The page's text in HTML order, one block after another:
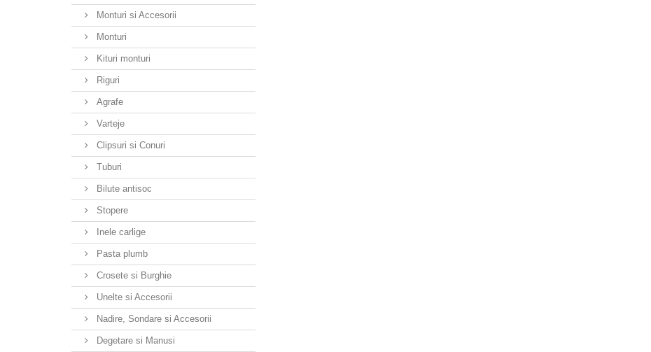
Monturi si Accesorii
Monturi
Kituri monturi
Riguri
Agrafe
Varteje
Clipsuri si Conuri
Tuburi
Bilute antisoc
Stopere
Inele carlige
Pasta plumb
Crosete si Burghie
Unelte si Accesorii
Nadire, Sondare si Accesorii
Degetare si Manusi